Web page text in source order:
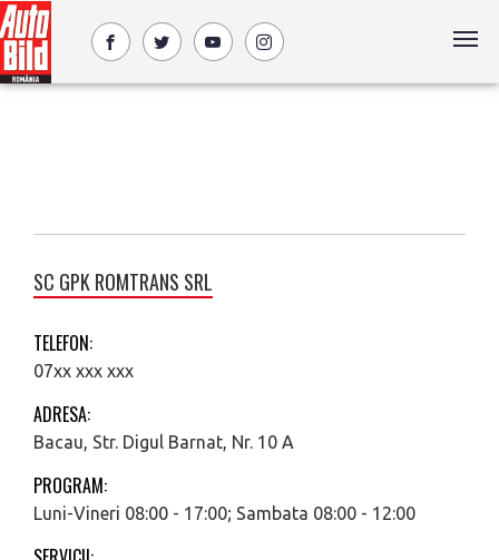
SC GPK ROMTRANS SRL
TELEFON:
07xx xxx xxx
ADRESA:
Bacau, Str. Digul Barnat, Nr. 10 A
PROGRAM:
Luni-Vineri 08:00 - 17:00; Sambata 08:00 - 12:00